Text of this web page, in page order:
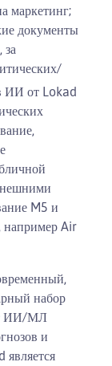
маркетинг;
документы
ИИ от Lokad
M5 и
например Air
набор
ИИ/МЛ
и
является